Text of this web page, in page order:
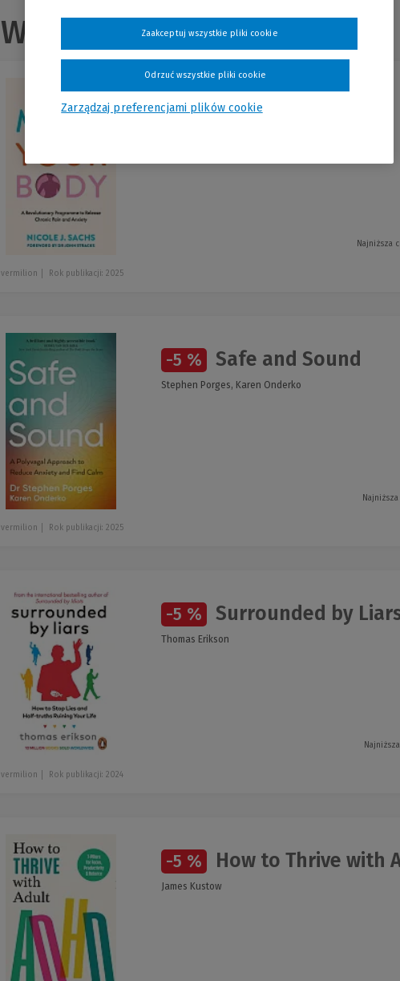
Wszystkie produkty
-5 % Mind Your Body
Najniższa
vermilion Rok publikacji: 2025
-5 % Safe and Sound
Stephen Porges, Karen Onderko
vermilion Rok publikacji: 2025
-5 % Surrounded by
Thomas Erikson
vermilion Rok publikacji: 2024
-5 % How to Thrive with
James Kustow
Zarządzaj preferencjami plików cookie
Odrzuć wszystkie pliki cookie
Zaakceptuj wszystkie pliki cookie